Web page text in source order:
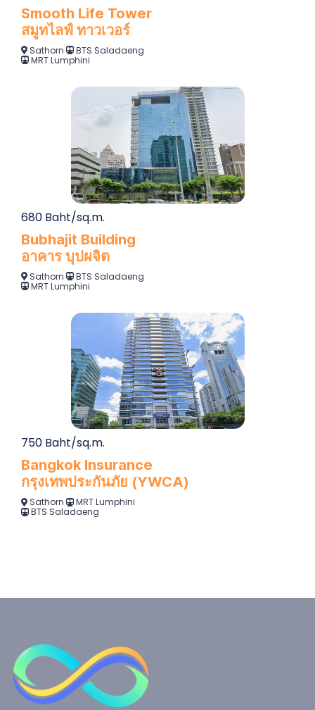
Smooth Life Tower
สมูทไลฟ์ ทาวเวอร์
Sathorn
BTS Saladaeng
MRT Lumphini
680 Baht/sq.m.
Bubhajit Building
อาคาร บุปผจิต
Sathorn
BTS Saladaeng
MRT Lumphini
750 Baht/sq.m.
Bangkok Insurance
กรุงเทพประกันภัย (YWCA)
Sathorn
MRT Lumphini
BTS Saladaeng